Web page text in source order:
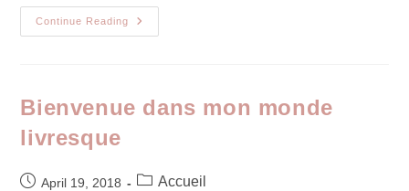
Continue Reading
Bienvenue dans mon monde
livresque
April 19, 2018 Accueil